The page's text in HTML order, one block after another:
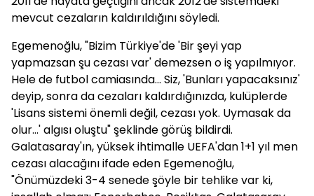
mevcut cezaların kaldırıldığını söyledi.
Egemenoğlu, "Bizim Türkiye'de 'Bir şeyi yap
yapmazsan şu cezası var' demezsen o iş yapılmıyor.
Hele de futbol camiasında... Siz, 'Bunları yapacaksınız'
deyip, sonra da cezaları kaldırdığınızda, kulüplerde
'Lisans sistemi önemli değil, cezası yok. Uymasak da
olur...' algısı oluştu" şeklinde görüş bildirdi.
Galatasaray'ın, yüksek ihtimalle UEFA'dan 1+1 yıl men
cezası alacağını ifade eden Egemenoğlu,
"Önümüzdeki 3-4 senede şöyle bir tehlike var ki,